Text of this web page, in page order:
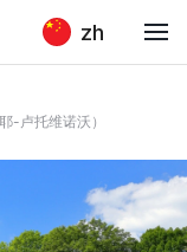
zh
-卢托维诺沃）